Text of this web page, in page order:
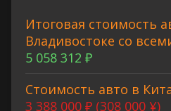
Итоговая стоимость
Владивостоке со
5 058 312 ₽
Стоимость авто в
3 388 000 ₽ (308 000 ¥)